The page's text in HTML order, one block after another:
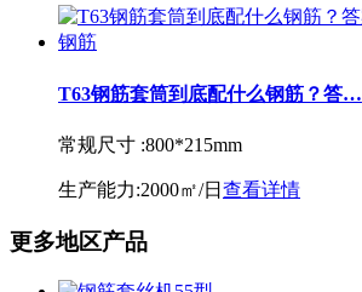
T63钢筋套筒到底配什么钢筋？答…
常规尺寸 :800*215mm
生产能力:2000㎡/日 查看详情
更多地区产品